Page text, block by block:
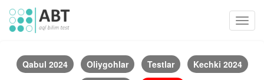
Qabul 2024 Oliygohlar Testlar
Kechki 2024